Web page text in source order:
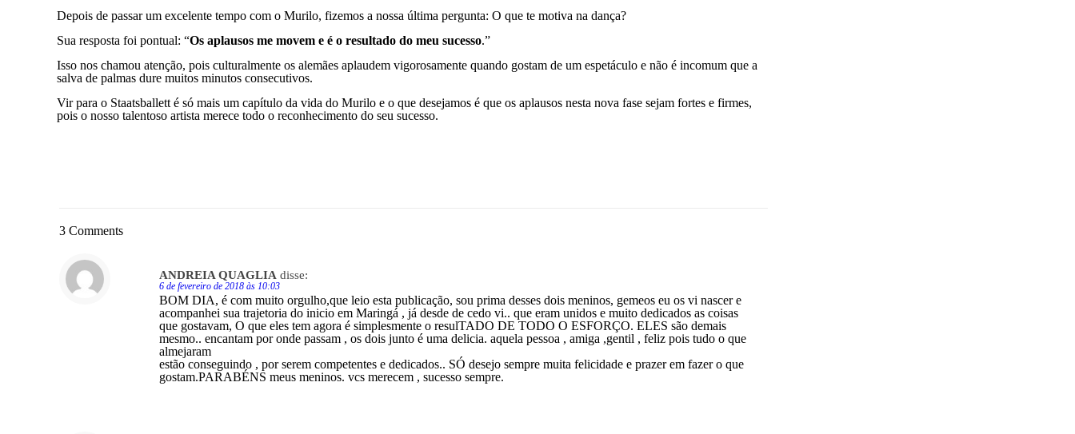
Depois de passar um excelente tempo com o Murilo, fizemos a nossa última pergunta: O que te motiva na dança?
Sua resposta foi pontual: “Os aplausos me movem e é o resultado do meu sucesso.”
Isso nos chamou atenção, pois culturalmente os alemães aplaudem vigorosamente quando gostam de um espetáculo e não é incomum que a
salva de palmas dure muitos minutos consecutivos.
Vir para o Staatsballett é só mais um capítulo da vida do Murilo e o que desejamos é que os aplausos nesta nova fase sejam fortes e firmes,
pois o nosso talentoso artista merece todo o reconhecimento do seu sucesso.
3 Comments
ANDREIA QUAGLIA disse:
6 de fevereiro de 2018 às 10:03
BOM DIA, é com muito orgulho,que leio esta publicação, sou prima desses dois meninos, gemeos eu os vi nascer e
acompanhei sua trajetoria do inicio em Maringá , já desde de cedo vi.. que eram unidos e muito dedicados as coisas
que gostavam, O que eles tem agora é simplesmente o resulTADO DE TODO O ESFORÇO. ELES são demais
mesmo.. encantam por onde passam , os dois junto é uma delicia. aquela pessoa , amiga ,gentil , feliz pois tudo o que
almejaram
estão conseguindo , por serem competentes e dedicados.. SÓ desejo sempre muita felicidade e prazer em fazer o que
gostam.PARABÉNS meus meninos. vcs merecem , sucesso sempre.